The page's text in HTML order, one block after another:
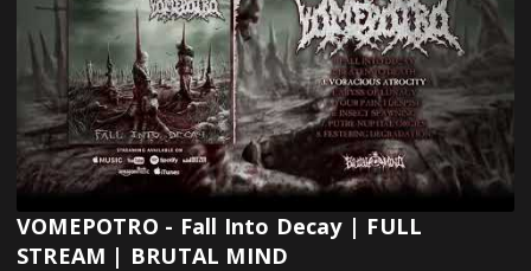
VOMEPOTRO - Fall Into Decay | FULL
STREAM | BRUTAL MIND